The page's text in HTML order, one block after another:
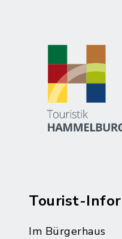
Tourist-
Im Bürgerhaus